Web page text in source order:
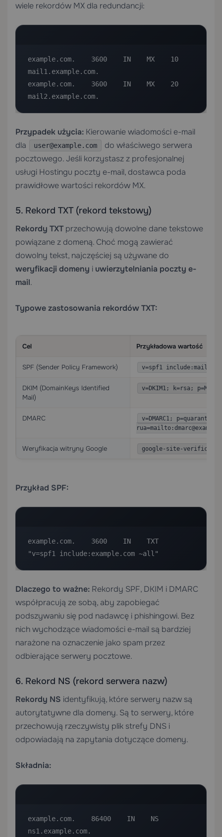
wiele rekordów MX dla redundancji:
example.com.    3600    IN    MX    10
mail1.example.com.
example.com.    3600    IN    MX    20
mail2.example.com.
Przypadek użycia: Kierowanie wiadomości e-mail
dla
user@example.com
do właściwego serwera
pocztowego. Jeśli korzystasz z profesjonalnej
usługi Hostingu poczty e-mail, dostawca poda
prawidłowe wartości rekordów MX.
5. Rekord TXT (rekord tekstowy)
Rekordy TXT przechowują dowolne dane tekstowe
powiązane z domeną. Choć mogą zawierać
dowolny tekst, najczęściej są używane do
weryfikacji domeny i uwierzytelniania poczty e-
mail.
Typowe zastosowania rekordów TXT:
Cel Przykładowa wartość
SPF (Sender Policy Framework) v=spf1
DKIM (DomainKeys Identified
Mail)
v=DKIM1; k=rsa;
DMARC
v=DMARC1; p=quarantine;
Weryfikacja witryny Google google-site-
Przykład SPF:
example.com.    3600    IN    TXT
"v=spf1 include:example.com ~all"
Dlaczego to ważne: Rekordy SPF, DKIM i DMARC
współpracują ze sobą, aby zapobiegać
podszywaniu się pod nadawcę i phishingowi. Bez
nich wychodzące wiadomości e-mail są bardziej
narażone na oznaczenie jako spam przez
odbierające serwery pocztowe.
6. Rekord NS (rekord serwera nazw)
Rekordy NS identyfikują, które serwery nazw są
autorytatywne dla domeny. Są to serwery, które
przechowują rzeczywisty plik strefy DNS i
odpowiadają na zapytania dotyczące domeny.
Składnia:
example.com.    86400    IN    NS
ns1.example.com.